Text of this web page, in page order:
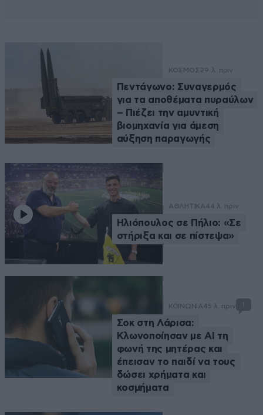
ΚΟΣΜΟΣ29 λ. πριν
Πεντάγωνο: Συναγερμός
για τα αποθέματα πυραύλων
– Πιέζει την αμυντική
βιομηχανία για άμεση
αύξηση παραγωγής
ΑΘΛΗΤΙΚΑ44 λ. πριν
Ηλιόπουλος σε Πήλιο: «Σε
στήριξα και σε πίστεψα»
ΚΟΙΝΩΝΙΑ45 λ. πριν 1
Σοκ στη Λάρισα:
Κλωνοποίησαν με AI τη
φωνή της μητέρας και
έπεισαν το παιδί να τους
δώσει χρήματα και
κοσμήματα